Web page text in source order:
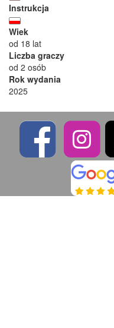
Instrukcja
Wiek
od 18 lat
Liczba graczy
od 2 osób
Rok wydania
2025